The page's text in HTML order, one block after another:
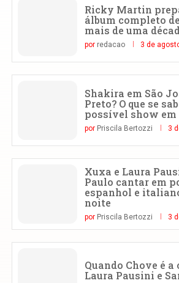
Ricky Martin
álbum completo
mais de uma
por redacao 3 de
Shakira em São
Preto? O que se
possível show em
por Priscila Bertozzi 3
Xuxa e Laura
Paulo cantar em
espanhol e
noite
por Priscila Bertozzi 3
Quando Chove é a
Laura Pausini e